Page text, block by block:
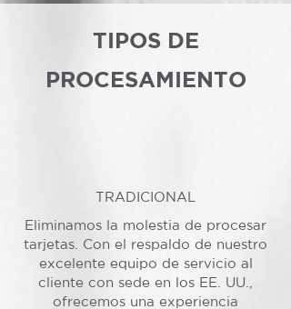
TIPOS DE
PROCESAMIENTO
TRADICIONAL
Eliminamos la molestia de procesar
tarjetas. Con el respaldo de nuestro
excelente equipo de servicio al
cliente con sede en los EE. UU.,
ofrecemos una experiencia